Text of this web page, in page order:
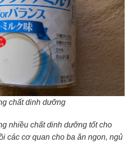
chất dinh dưỡng
nhiều chất dinh dưỡng tốt cho
các cơ quan cho ba ăn ngon, ngủ